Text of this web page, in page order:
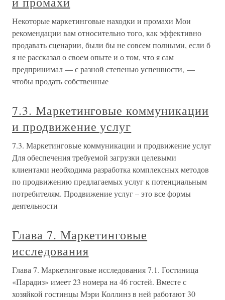
Некоторые маркетинговые находки и промахи Мои
рекомендации вам относительно того, как эффективно
продавать сценарии, были бы не совсем полными, если б
я не рассказал о своем опыте и о том, что я сам
предпринимал — с разной степенью успешности, —
чтобы продать собственные
7.3. Маркетинговые коммуникации
и продвижение услуг
7.3. Маркетинговые коммуникации и продвижение услуг
Для обеспечения требуемой загрузки целевыми
клиентами необходима разработка комплексных методов
по продвижению предлагаемых услуг к потенциальным
потребителям. Продвижение услуг – это все формы
деятельности
Глава 7. Маркетинговые
исследования
Глава 7. Маркетинговые исследования 7.1. Гостиница
«Парадиз» имеет 23 номера на 46 гостей. Вместе с
хозяйкой гостинцы Мэри Коллинз в ней работают 30